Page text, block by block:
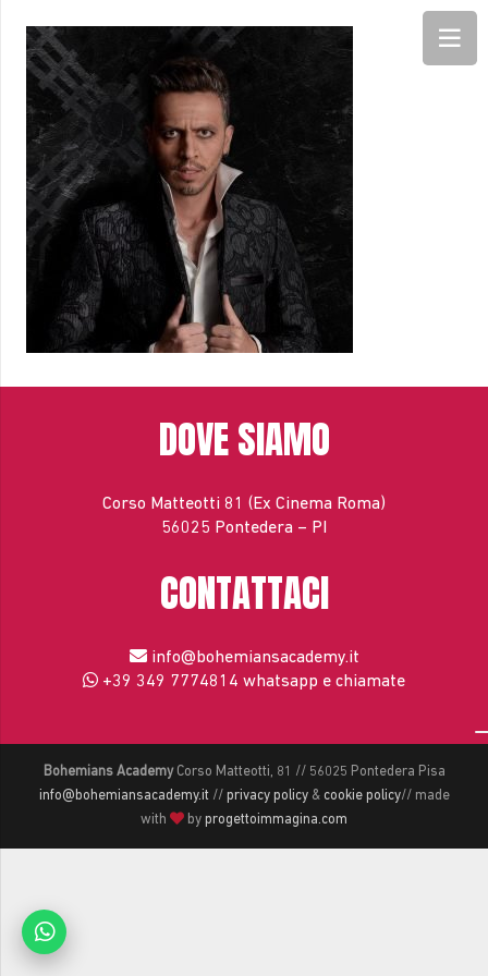
DOVE SIAMO
Corso Matteotti 81 (Ex Cinema Roma)
56025 Pontedera – PI
CONTATTACI
info@bohemiansacademy.it
+39 349 7774814 whatsapp e chiamate
Bohemians AcademyCorso Matteotti, 81 // 56025 Pontedera Pisa
info@bohemiansacademy.it// privacy policy& cookie policy// made
with
by progettoimmagina.com